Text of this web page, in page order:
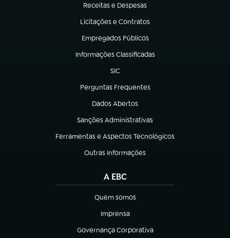
Receitas e Despesas
(abre em nova aba)
Licitações e Contratos
(abre em nova aba)
Empregados Públicos
(abre em nova aba)
Informações Classificadas
(abre em nova aba)
SIC
(abre em nova aba)
Perguntas Frequentes
(abre em nova aba)
Dados Abertos
(abre em nova aba)
Sanções Administrativas
(abre em nova aba)
Ferramentas e Aspectos Tecnológicos
(abre em nova aba)
Outras Informações
(abre em nova aba)
A EBC
Quem somos
(abre em nova aba)
Imprensa
(abre em nova aba)
Governança Corporativa
(abre em nova aba)